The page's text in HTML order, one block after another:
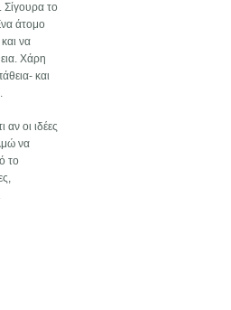
Σίγουρα το
άτομο
να
Χάρη
και
οι ιδέες
να
το